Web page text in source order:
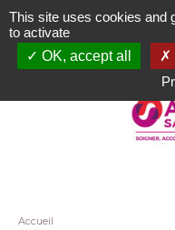
Aller
au
contenu
Accueil
This site uses cookies and
to activate
OK, accept all